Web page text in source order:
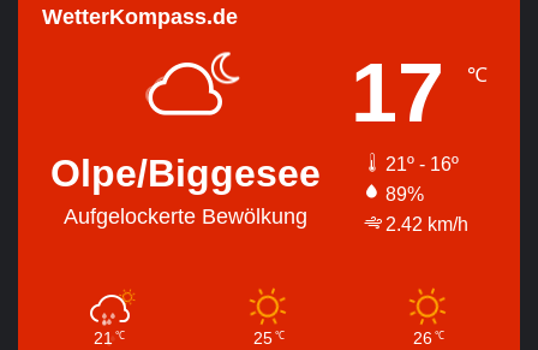
WetterKompass.de
Olpe/Biggesee
Aufgelockerte Bewölkung
17 ℃
21º - 16º
89%
2.42 km/h
21 ℃ 25 ℃ 26 ℃